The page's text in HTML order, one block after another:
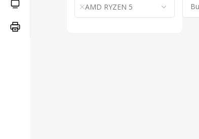
AMD RYZEN 5